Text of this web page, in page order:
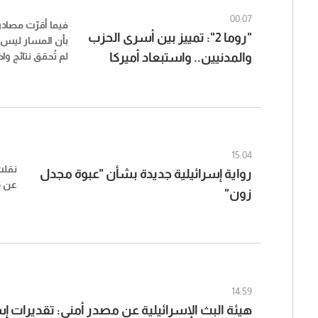
00:07
"روما 2": تمييز بين أسرى الحزب
والمدنيين.. واستبعاد أميركا
فيما أقرّت
بأن المسار ليس
لم تُحقق نتائج
استحوذ ملف
المباحثات.
15:04
رواية إسرائيلية جديدة بشأن "عبوة مجدل
زون"
عن
14:59
هيئة البث الإسرائيلية عن مصدر أمني: تقديرات